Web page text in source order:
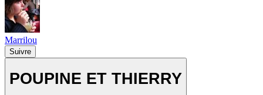
Marrilou
Suivre
POUPINE ET THIERRY